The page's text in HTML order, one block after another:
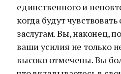
единственного и
когда будут
заслугам. Вы, наконец,
ваши усилия не только
высоко отмечены. Вы